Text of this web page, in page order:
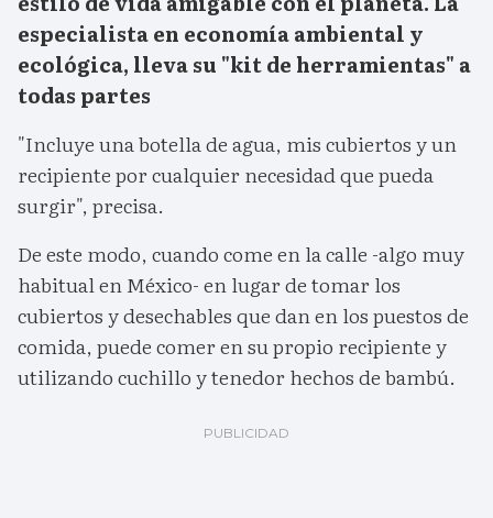
especialista en economía ambiental y
ecológica, lleva su "kit de herramientas" a
todas partes
"Incluye una botella de agua, mis cubiertos y un
recipiente por cualquier necesidad que pueda
surgir", precisa.
De este modo, cuando come en la calle -algo muy
habitual en México- en lugar de tomar los
cubiertos y desechables que dan en los puestos de
comida, puede comer en su propio recipiente y
utilizando cuchillo y tenedor hechos de bambú.